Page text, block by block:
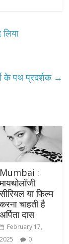
लिया
के पथ प्रदर्शक →
Mumbai :
या फिल्म
चाहती है
अर्पिता दास
February 17,
2025
0